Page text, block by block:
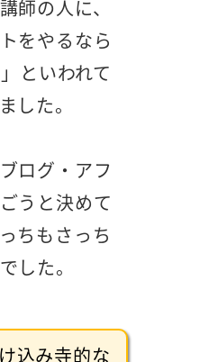
師の人に、
をやるなら
といわれて
した。
ログ・アフ
うと決めて
ちもさっち
した。
込み寺的な